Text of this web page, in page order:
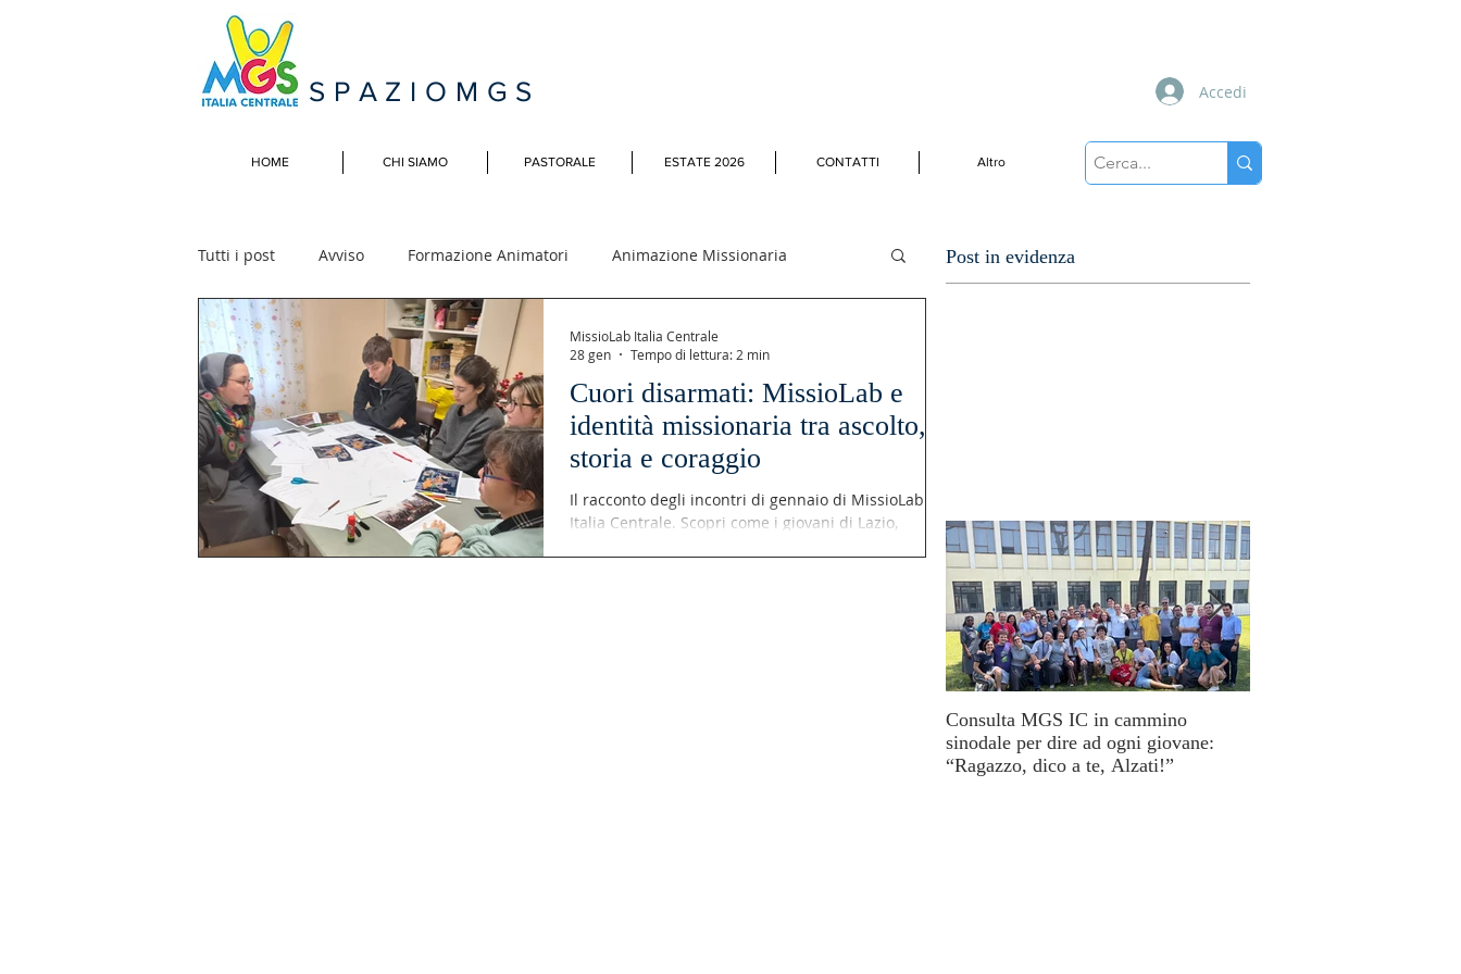
SPAZIOMGS
HOME CHI SIAMO PASTORALE ESTATE 2026 CONTATTI Altro
Accedi
Tutti i post Avviso Formazione Animatori Animazione Missionaria
Campi Estivi Incontri nazionali
Cuori disarmati: MissioLab e
identità missionaria tra ascolto,
storia e coraggio
Il racconto degli incontri di gennaio di MissioLab
Italia Centrale. Scopri come i giovani di Lazio,
MissioLab Italia Centrale
28 gen
Tempo di lettura: 2 min
Post in evidenza
Consulta MGS IC in cammino
sinodale per dire ad ogni giovane:
“Ragazzo, dico a te, Alzati!”